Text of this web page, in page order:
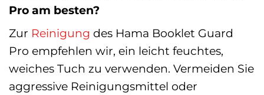
Pro am besten?
Zur Reinigung des Hama Booklet Guard
Pro empfehlen wir, ein leicht feuchtes,
weiches Tuch zu verwenden. Vermeiden Sie
aggressive Reinigungsmittel oder